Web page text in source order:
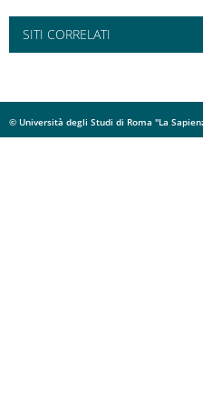
SITI CORRELATI
© Università degli Studi di Roma "La